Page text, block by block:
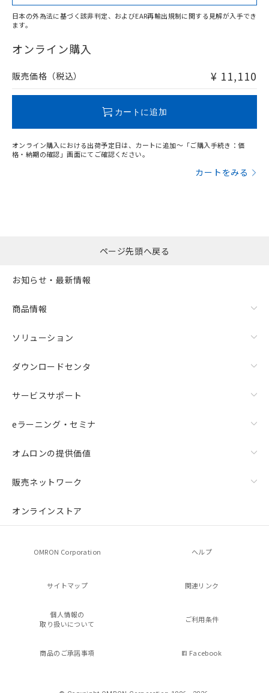
在庫等で未対応品が混在する可能性があります。
問い合わせください。
日本の外為法に基づく該非判定、およびEAR再輸出規制に関する見解が入手でき
ます。
オンライン購入
販売価格（税込） ¥ 11,110
カートに追加
オンライン購入における出荷予定日は、カートに追加～「ご購入手続き：価
格・納期の確認」画面にてご確認ください。
カートをみる
ページ先頭へ戻る
お知らせ・最新情報
商品情報
ソリューション
ダウンロードセンタ
サービスサポート
eラーニング・セミナ
オムロンの提供価値
販売ネットワーク
オンラインストア
OMRON Corporation ヘルプ
サイトマップ 関連リンク
個人情報の
取り扱いについて
ご利用条件
商品のご承諾事項 Facebook